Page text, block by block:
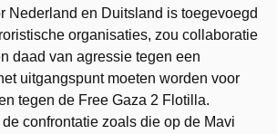
Nederland en Duitsland is toegevoegd
organisaties, zou collaboratie
daad van agressie tegen een
uitgangspunt moeten worden voor
tegen de Free Gaza 2 Flotilla.
confrontatie zoals die op de Mavi